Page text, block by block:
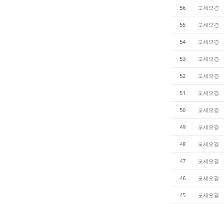
56 모세오경
55 모세오경
54 모세오경
53 모세오경
52 모세오경
51 모세오경
50 모세오경
49 모세오경
48 모세오경
47 모세오경
46 모세오경
45 모세오경